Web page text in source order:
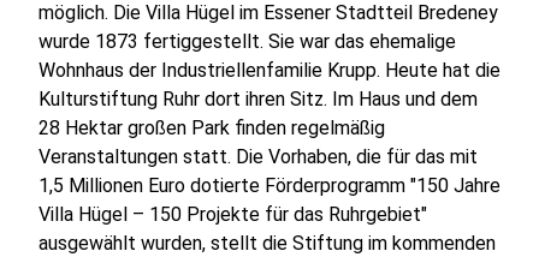
möglich. Die Villa Hügel im Essener Stadtteil Bredeney
wurde 1873 fertiggestellt. Sie war das ehemalige
Wohnhaus der Industriellenfamilie Krupp. Heute hat die
Kulturstiftung Ruhr dort ihren Sitz. Im Haus und dem
28 Hektar großen Park finden regelmäßig
Veranstaltungen statt. Die Vorhaben, die für das mit
1,5 Millionen Euro dotierte Förderprogramm "150 Jahre
Villa Hügel – 150 Projekte für das Ruhrgebiet"
ausgewählt wurden, stellt die Stiftung im kommenden